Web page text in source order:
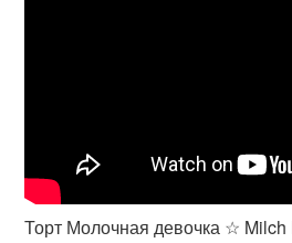
Торт Молочная девочка ☆